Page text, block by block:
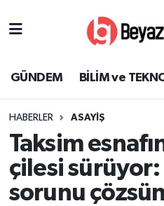
GÜNDEM BİLİM ve
HABERLER ASAYİŞ
Taksim
çilesi sürüyor:
sorunu
EKONOMİ
SPOR
SAĞLIK
Süper Lig Puan
Tüm Manşetler
Son Dakika Haberleri